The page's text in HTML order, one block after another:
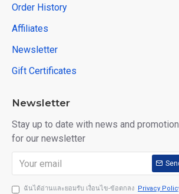
Order History
Affiliates
Newsletter
Gift Certificates
Newsletter
Stay up to date with news and
for our newsletter
ฉันได้อ่านและยอมรับ เงื่อนไข-ข้อตกลง Privacy